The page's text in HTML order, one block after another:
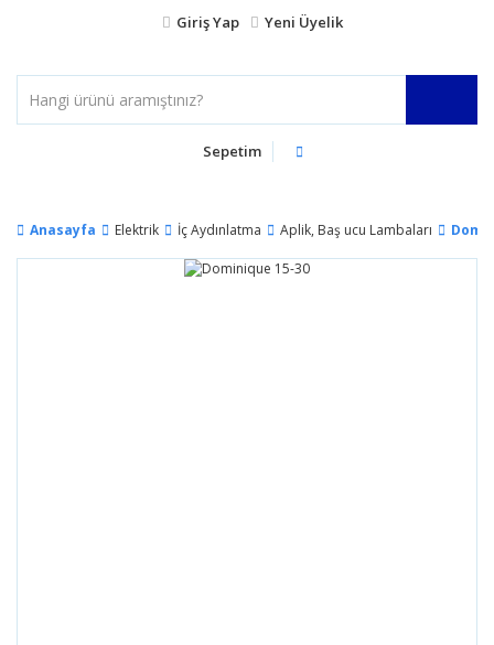
Giriş Yap Yeni Üyelik
Sepetim
Anasayfa Elektrik İç Aydınlatma Aplik, Baş ucu Lambaları